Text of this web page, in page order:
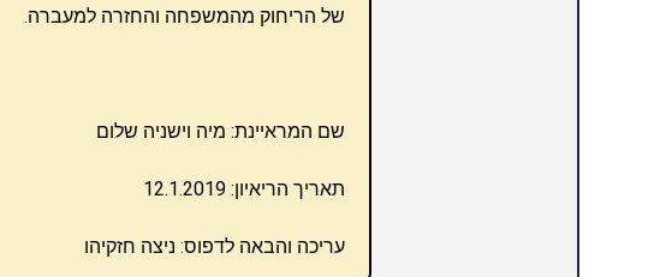
של הריחוק מהמשפחה והחזרה למעברה.
שם המראיינת: מיה וישניה שלום
תאריך הריאיון: 12.1.2019
עריכה והבאה לדפוס: ניצה חזקיהו